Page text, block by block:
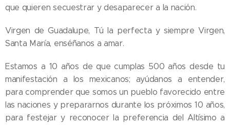
que quieren secuestrar y desaparecer a la nación.
Virgen de Guadalupe, Tú la perfecta y siempre Virgen,
Santa María, enséñanos a amar.
Estamos a 10 años de que cumplas 500 años desde tu
manifestación a los mexicanos; ayúdanos a entender,
para comprender que somos un pueblo favorecido entre
las naciones y prepararnos durante los próximos 10 años,
para festejar y reconocer la preferencia del Altísimo a